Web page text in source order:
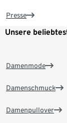
Presse
Unsere
Damenmode
Damenschmuck
Damenpullover